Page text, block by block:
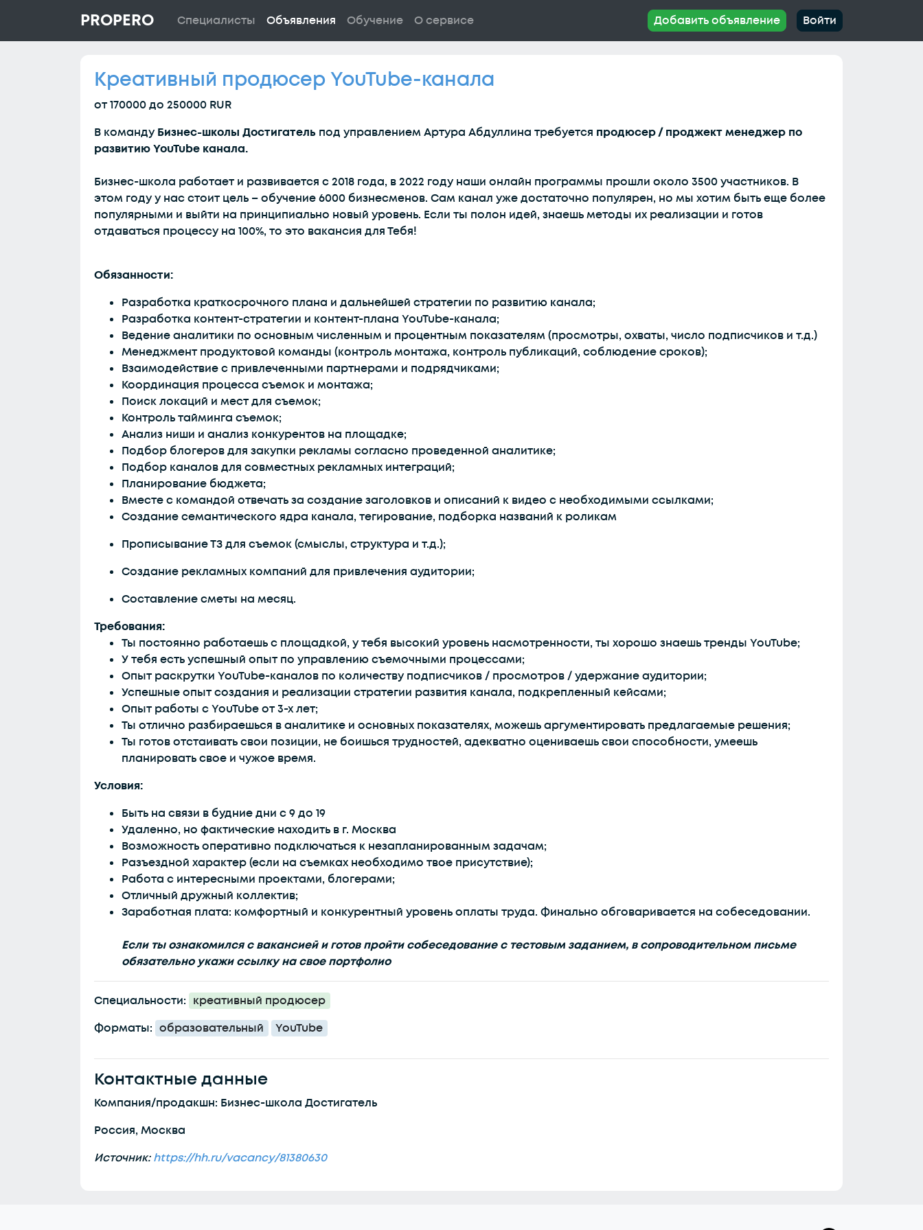
PROPERO Специалисты Объявления Обучение О сервисе Добавить объявление Войти
Креативный продюсер YouTube-канала
от 170000 до 250000 RUR
В командуБизнес-школы Достигатель под управлением Артура Абдуллина требуется продюсер / проджект менеджер по
развитию YouTube канала.
Бизнес-школа работает и развивается с 2018 года, в 2022 году наши онлайн программы прошли около 3500 участников. В
этом году у нас стоит цель – обучение 6000 бизнесменов. Сам канал уже достаточно популярен, но мы хотим быть еще более
популярными и выйти на принципиально новый уровень. Если ты полон идей, знаешь методы их реализации и готов
отдаваться процессу на 100%, то это вакансия для Тебя!
Обязанности:
Разработка краткосрочного плана и дальнейшей стратегии по развитию канала;
Разработка контент-стратегии и контент-плана YouTube-канала;
Ведение аналитики по основным численным и процентным показателям (просмотры, охваты, число подписчиков и т.д.)
Менеджмент продуктовой команды (контроль монтажа, контроль публикаций, соблюдение сроков);
Взаимодействие с привлеченными партнерами и подрядчиками;
Координация процесса съемок и монтажа;
Поиск локаций и мест для съемок;
Контроль тайминга съемок;
Анализ ниши и анализ конкурентов на площадке;
Подбор блогеров для закупки рекламы согласно проведенной аналитике;
Подбор каналов для совместных рекламных интеграций;
Планирование бюджета;
Вместе с командой отвечать за создание заголовков и описаний к видео с необходимыми ссылками;
Создание семантического ядра канала, тегирование, подборка названий к роликам
Прописывание ТЗ для съемок (смыслы, структура и т.д.);
Создание рекламных компаний для привлечения аудитории;
Составление сметы на месяц.
Требования:
Ты постоянно работаешь с площадкой, у тебя высокий уровень насмотренности, ты хорошо знаешь тренды YouTube;
У тебя есть успешный опыт по управлению съемочными процессами;
Опыт раскрутки YouTube-каналов по количеству подписчиков / просмотров / удержание аудитории;
Успешные опыт создания и реализации стратегии развития канала, подкрепленный кейсами;
Опыт работы с YouTube от 3-х лет;
Ты отлично разбираешься в аналитике и основных показателях, можешь аргументировать предлагаемые решения;
Ты готов отстаивать свои позиции, не боишься трудностей, адекватно оцениваешь свои способности, умеешь
планировать свое и чужое время.
Условия:
Быть на связи в будние дни с 9 до 19
Удаленно, но фактические находить в г. Москва
Возможность оперативно подключаться к незапланированным задачам;
Разъездной характер (если на съемках необходимо твое присутствие);
Работа с интересными проектами, блогерами;
Отличный дружный коллектив;
Заработная плата: комфортный и конкурентный уровень оплаты труда. Финально обговаривается на собеседовании.
Если ты ознакомился с вакансией и готов пройти собеседование с тестовым заданием, в сопроводительном письме
обязательно укажи ссылку на свое портфолио
Специальности: креативный продюсер
Форматы: образовательный YouTube
Контактные данные
Компания/продакшн: Бизнес-школа Достигатель
Россия, Москва
Источник:https://hh.ru/vacancy/81380630